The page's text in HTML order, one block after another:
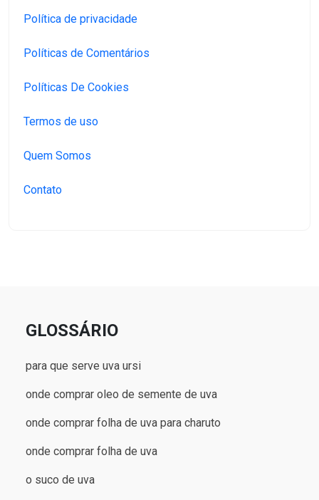
Política de privacidade
Políticas de Comentários
Políticas De Cookies
Termos de uso
Quem Somos
Contato
GLOSSÁRIO
para que serve uva ursi
onde comprar oleo de semente de uva
onde comprar folha de uva para charuto
onde comprar folha de uva
o suco de uva